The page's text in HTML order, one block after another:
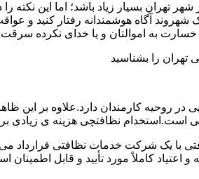
تهران بسیار زیاد باشد؛ اما این نکته
آگاه هوشمندانه رفتار کنید و
خسارت به اموالتان و یا خدای نکرده
را بشناسید
در روحیه کارمندان دارد.علاوه بر
نظافتچی هزینه ی زیادی
با یک شرکت خدمات نظافتی قرارداد
و اعتیاد کاملاً مورد تأیید و قابل